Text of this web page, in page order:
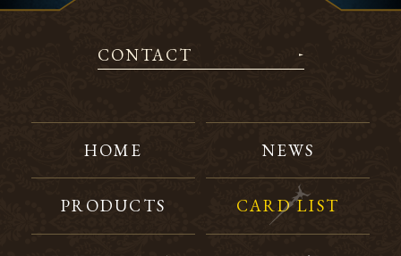
CONTACT
HOME NEWS
PRODUCTS CARD LIST